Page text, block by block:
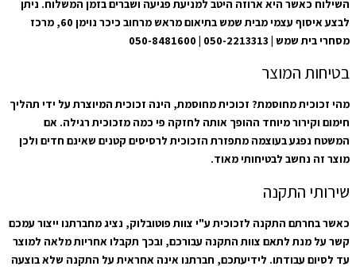
השילוח כאשר היא ארוזה היטב למניעת פגיעה ושברים בזמן המשלוח. ניתן
לבצע איסוף עצמי מבית שמש בתיאום מראש מרחוב כיכר נוימן 60, מרכז
מסחרי בית שמש | 050-2213313 | 050-8481600
בטיחות המוצר
מהי זכוכית מחוסמת? זכוכית מחוסמת, הינה זכוכית המיוצרת על ידי תהליך
חימום וקירור מיוחד ההופך אותה לחזקה פי כמה מזכוכית רגילה. אם
המשטח נפגע בעוצמה מתפזרת הזכוכית לרסיסים קטנים שאינם חדים ולכן
מוצר זה נחשב לבטיחותי מאוד.
שירותי התקנה
כאשר בחרתם התקנה לזכוכית ע"י צוות פוטובלוק, נציג מחברתנו ייצור עמכם
קשר על מנת לתאם צוות התקנה עבורכם, ובכך תקבלו אחריות מלאה למוצר
עד לסיום עבודתו. לידיעתכם, חברתנו אינה אחראית על התקנה שלא בוצעה